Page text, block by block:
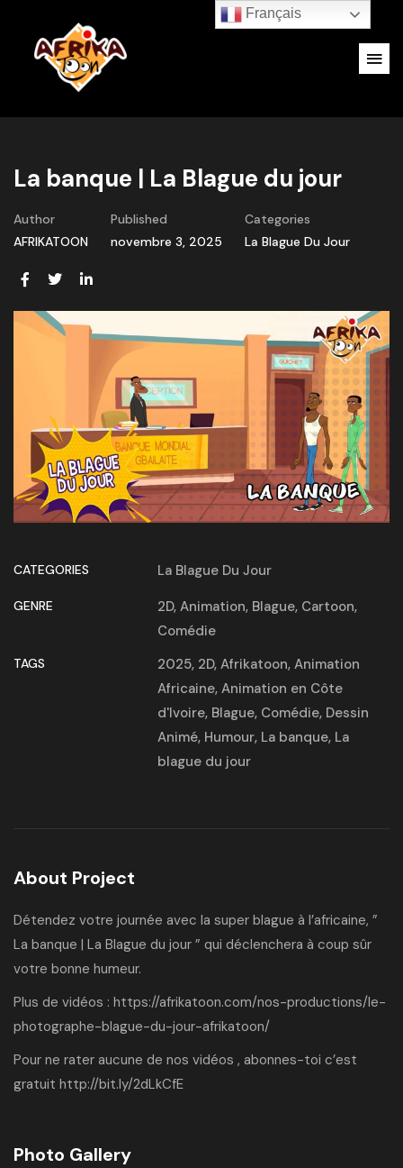
La banque | La Blague du jour
Author
AFRIKATOON
Published
novembre 3, 2025
Categories
La Blague Du Jour
CATEGORIES La Blague Du Jour
GENRE 2D, Animation, Blague, Cartoon,
Comédie
TAGS 2025, 2D, Afrikatoon, Animation
Africaine, Animation en Côte
d'Ivoire, Blague, Comédie, Dessin
Animé, Humour, La banque, La
blague du jour
About Project
Détendez votre journée avec la super blague à l’africaine, ”
La banque | La Blague du jour ” qui déclenchera à coup sûr
votre bonne humeur.
Plus de vidéos : https://afrikatoon.com/nos-productions/le-
photographe-blague-du-jour-afrikatoon/
Pour ne rater aucune de nos vidéos , abonnes-toi c’est
gratuit http://bit.ly/2dLkCfE
Photo Gallery
Français